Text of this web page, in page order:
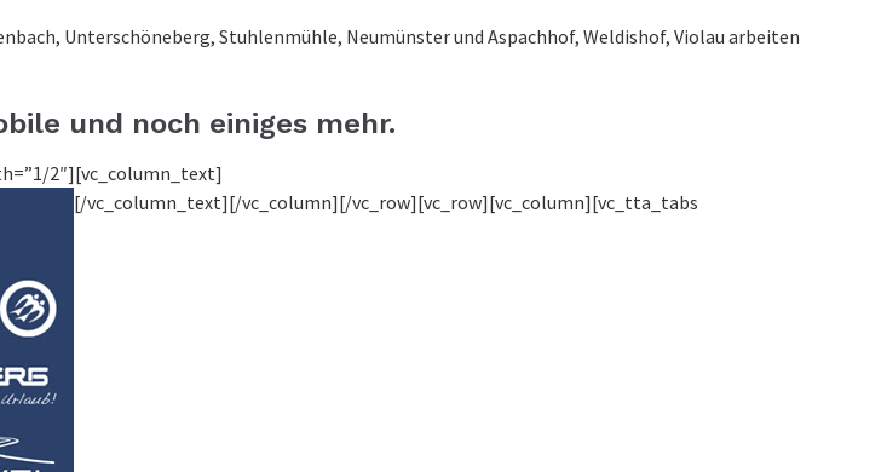
Unterschöneberg, Stuhlenmühle, Neumünster und Aspachhof, Weldishof, Violau arbeiten
und noch einiges mehr.
2″][vc_column_text]
[/vc_column_text][/vc_column][/vc_row][vc_row][vc_column][vc_tta_tabs